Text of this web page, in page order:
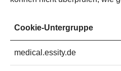
Cookie-Untergruppe
medical.essity.de